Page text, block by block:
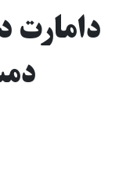
دامارت